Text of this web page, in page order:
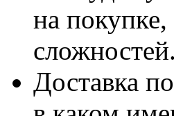
на
сложностей.
Доставка